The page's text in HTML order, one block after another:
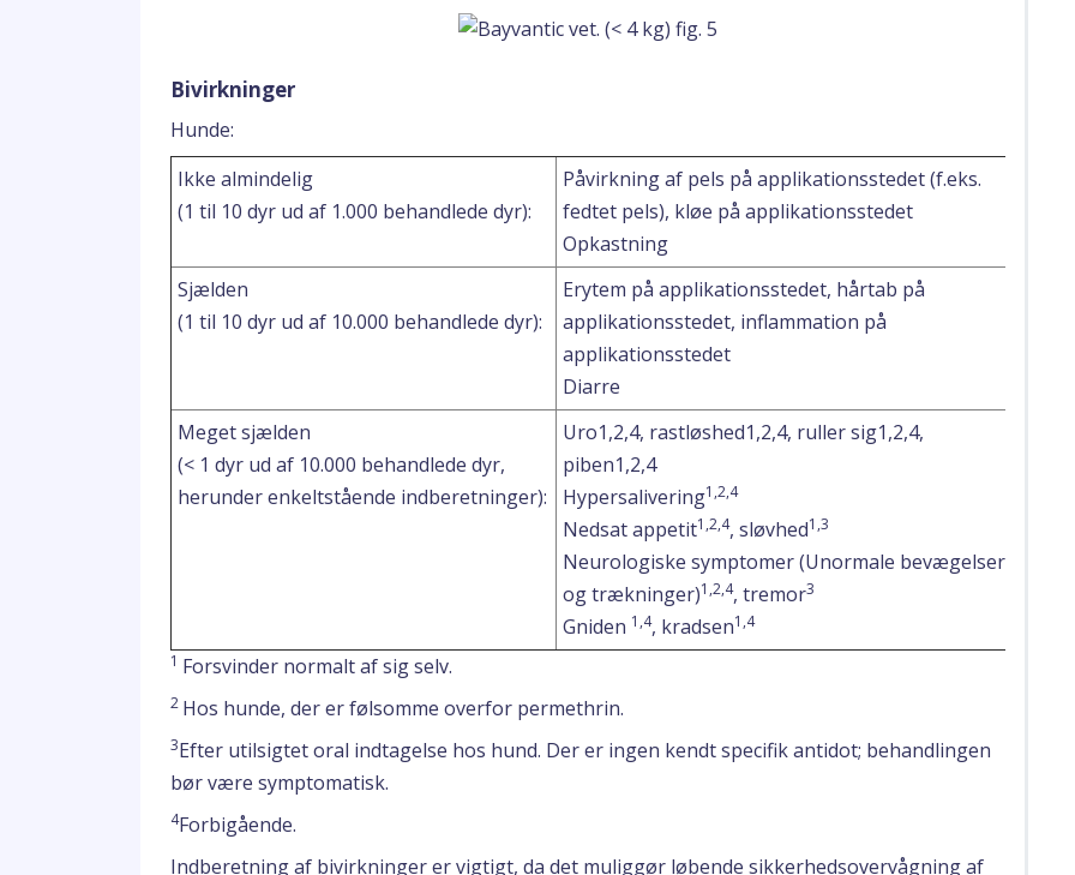
Bivirkninger
Hunde:
Ikke almindelig
(1 til 10 dyr ud af 1.000 behandlede dyr):
Påvirkning af pels på applikationsstedet (f.eks.
fedtet pels), kløe på applikationsstedet
Opkastning
Sjælden
(1 til 10 dyr ud af 10.000 behandlede dyr):
Erytem på applikationsstedet, hårtab på
applikationsstedet, inflammation på
applikationsstedet
Diarre
Meget sjælden
(< 1 dyr ud af 10.000 behandlede dyr,
herunder enkeltstående indberetninger):
Uro1,2,4, rastløshed1,2,4, ruller sig1,2,4,
piben1,2,4
Hypersalivering1,2,4
Nedsat appetit1,2,4, sløvhed1,3
Neurologiske symptomer (Unormale bevægelser
og trækninger)1,2,4, tremor3
Gniden 1,4, kradsen1,4
1 Forsvinder normalt af sig selv.
2 Hos hunde, der er følsomme overfor permethrin.
3Efter utilsigtet oral indtagelse hos hund. Der er ingen kendt specifik antidot; behandlingen
bør være symptomatisk.
4Forbigående.
Indberetning af bivirkninger er vigtigt, da det muliggør løbende sikkerhedsovervågning af